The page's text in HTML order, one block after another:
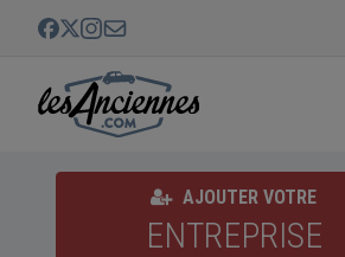
AJOUTER VOTRE
ENTREPRISE